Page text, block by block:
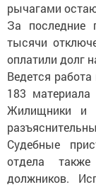
рычагами
За последние
тысячи
оплатили долг
Ведется
183
Жилищники и
Судебные
отдела
должников.